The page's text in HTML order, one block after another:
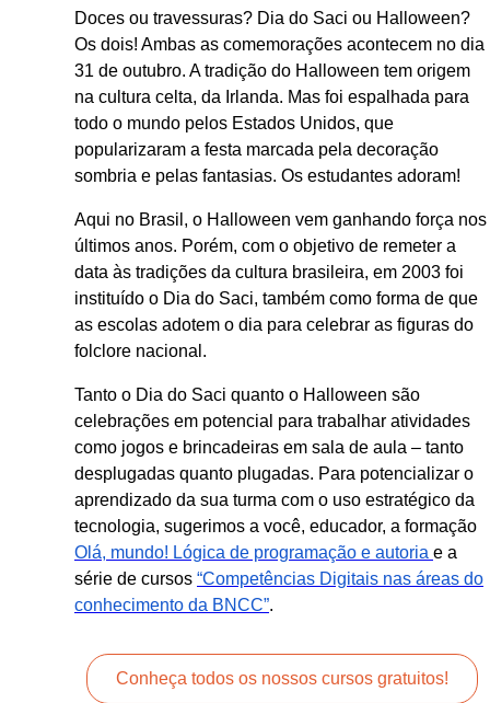
Doces ou travessuras? Dia do Saci ou Halloween?
Os dois! Ambas as comemorações acontecem no dia
31 de outubro. A tradição do Halloween tem origem
na cultura celta, da Irlanda. Mas foi espalhada para
todo o mundo pelos Estados Unidos, que
popularizaram a festa marcada pela decoração
sombria e pelas fantasias. Os estudantes adoram!
Aqui no Brasil, o Halloween vem ganhando força nos
últimos anos. Porém, com o objetivo de remeter a
data às tradições da cultura brasileira, em 2003 foi
instituído o Dia do Saci, também como forma de que
as escolas adotem o dia para celebrar as figuras do
folclore nacional.
Tanto o Dia do Saci quanto o Halloween são
celebrações em potencial para trabalhar atividades
como jogos e brincadeiras em sala de aula – tanto
desplugadas quanto plugadas. Para potencializar o
aprendizado da sua turma com o uso estratégico da
tecnologia, sugerimos a você, educador, a formação
Olá, mundo! Lógica de programação e autoria e a
série de cursos “Competências Digitais nas áreas do
conhecimento da BNCC”.
Conheça todos os nossos cursos gratuitos!